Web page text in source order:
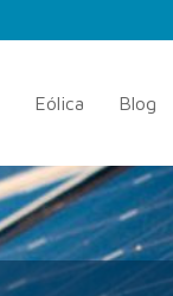
Eólica Blog